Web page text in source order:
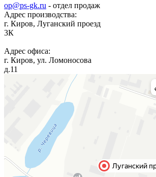
op@ps-gk.ru - отдел продаж
Адрес производства:
г. Киров, Луганский проезд
3К
Адрес офиса:
г. Киров, ул. Ломоносова
д.11